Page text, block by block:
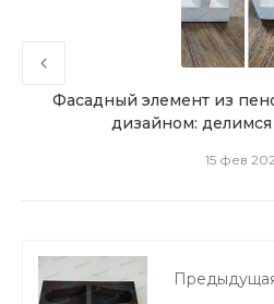
Фасадный элемент из
дизайном: делимся
15 фев